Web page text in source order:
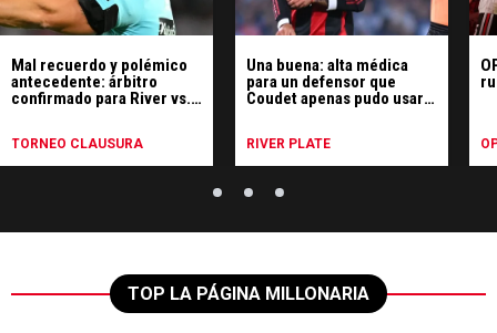
Mal recuerdo y polémico
antecedente: árbitro
confirmado para River vs.
TORNEO CLAUSURA
Una buena: alta médica
para un defensor que
Coudet apenas pudo usar
RIVER PLATE
TOP LA PÁGINA MILLONARIA